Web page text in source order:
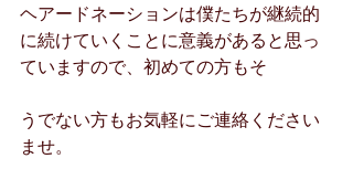
ヘアードネーションは僕たちが継続的
に続けていくことに意義があると思っ
ていますので、初めての方もそ
うでない方もお気軽にご連絡ください
ませ。